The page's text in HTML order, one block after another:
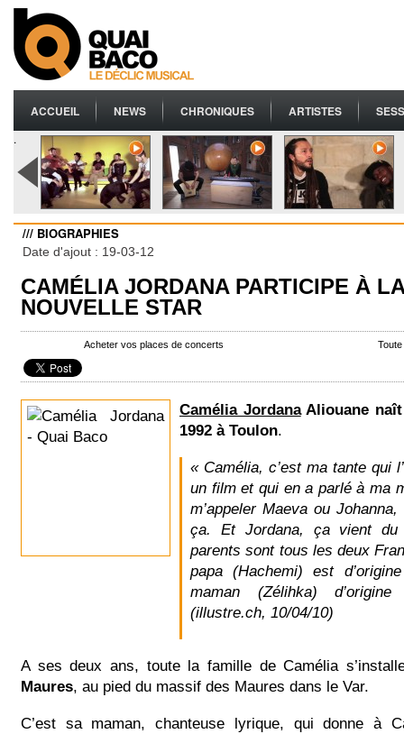
ACCUEIL NEWS CHRONIQUES ARTISTES
.
/// BIOGRAPHIES
Date d'ajout : 19-03-12
CAMÉLIA JORDANA PARTICIPE À LA
NOUVELLE STAR
Acheter vos places de concerts
Camélia JordanaAliouane naît
1992 à Toulon.
« Camélia, c’est ma tante qui
un film et qui en a parlé à ma
m’appeler Maeva ou
ça. Et Jordana, ça vient du
parents sont tous les deux
papa (Hachemi) est
maman (Zélihka)
(illustre.ch, 10/04/10)
A ses deux ans, toute la famille de Camélia
Maures, au pied du massif des Maures dans le Var.
C’est sa maman, chanteuse lyrique, qui donne à